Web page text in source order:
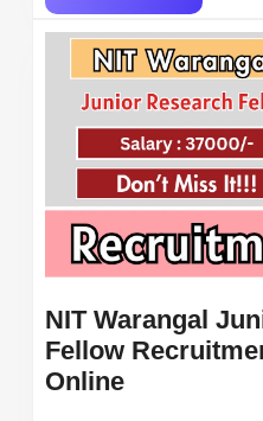
MORE
NIT Warangal
Fellow
OnlineNIT